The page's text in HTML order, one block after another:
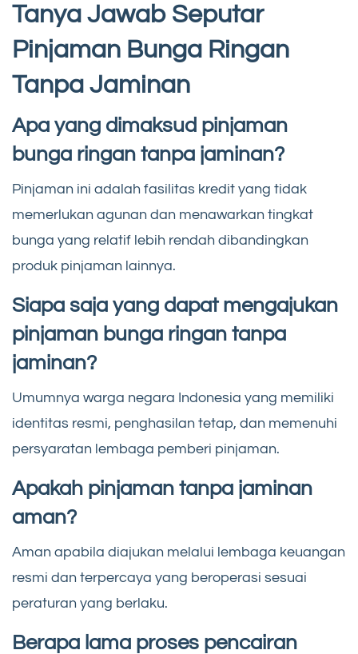
Tanya Jawab Seputar
Pinjaman Bunga Ringan
Tanpa Jaminan
Apa yang dimaksud pinjaman
bunga ringan tanpa jaminan?
Pinjaman ini adalah fasilitas kredit yang tidak
memerlukan agunan dan menawarkan tingkat
bunga yang relatif lebih rendah dibandingkan
produk pinjaman lainnya.
Siapa saja yang dapat mengajukan
pinjaman bunga ringan tanpa
jaminan?
Umumnya warga negara Indonesia yang memiliki
identitas resmi, penghasilan tetap, dan memenuhi
persyaratan lembaga pemberi pinjaman.
Apakah pinjaman tanpa jaminan
aman?
Aman apabila diajukan melalui lembaga keuangan
resmi dan terpercaya yang beroperasi sesuai
peraturan yang berlaku.
Berapa lama proses pencairan